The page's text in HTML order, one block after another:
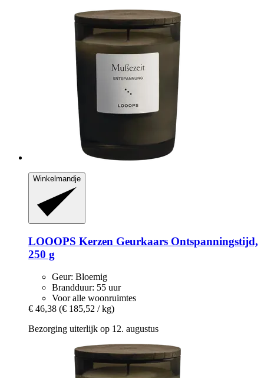
Winkelmandje
LOOOPS Kerzen Geurkaars Ontspanningstijd,
250 g
Geur: Bloemig
Brandduur: 55 uur
Voor alle woonruimtes
€ 46,38 (€ 185,52 / kg)
Bezorging uiterlijk op 12. augustus